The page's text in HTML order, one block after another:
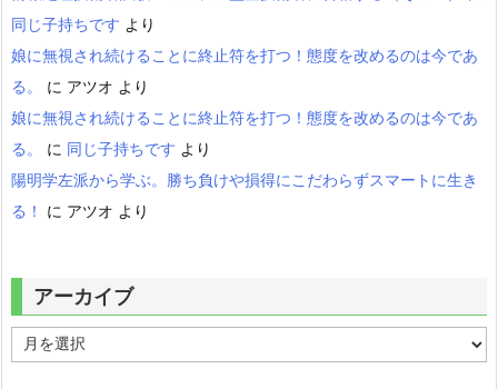
同じ子持ちです より
娘に無視され続けることに終止符を打つ！態度を改めるのは今であ
る。
に アツオ より
娘に無視され続けることに終止符を打つ！態度を改めるのは今であ
る。
に 同じ子持ちです より
陽明学左派から学ぶ。勝ち負けや損得にこだわらずスマートに生き
る！
に アツオ より
アーカイブ
ー